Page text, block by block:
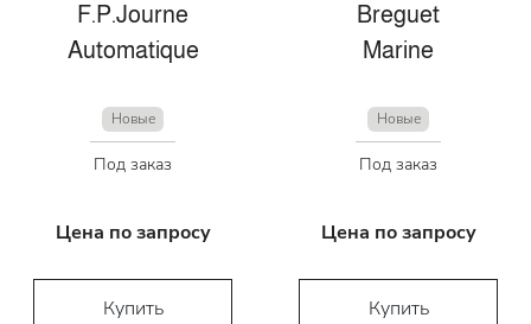
F.P.Journe
Automatique
Новые
Под заказ
Цена по запросу
Купить
Breguet
Marine
Новые
Под заказ
Цена по запросу
Купить